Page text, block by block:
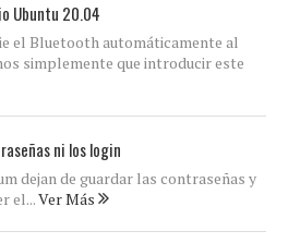
Ubuntu 20.04
el Bluetooth automáticamente al
simplemente que introducir este
ni los login
dejan de guardar las contraseñas y
el...Ver Más